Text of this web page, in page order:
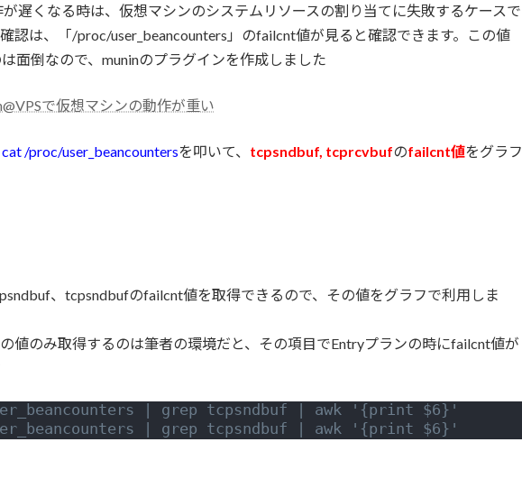
が遅くなる時は、仮想マシンのシステムリソースの割り当てに失敗するケースで
認は、「/proc/user_beancounters」のfailcnt値が見ると確認できます。この値
面倒なので、muninのプラグインを作成しました
で仮想マシンの動作が重い
cat /proc/user_beancountersを叩いて、 tcpsndbuf, tcprcvbufのfailcnt値をグラフ
、tcpsndbufのfailcnt値を取得できるので、その値をグラフで利用しま
値のみ取得するのは筆者の環境だと、その項目でEntryプランの時にfailcnt値が
| grep tcpsndbuf | awk '{print $6}'
| grep tcpsndbuf | awk '{print $6}'